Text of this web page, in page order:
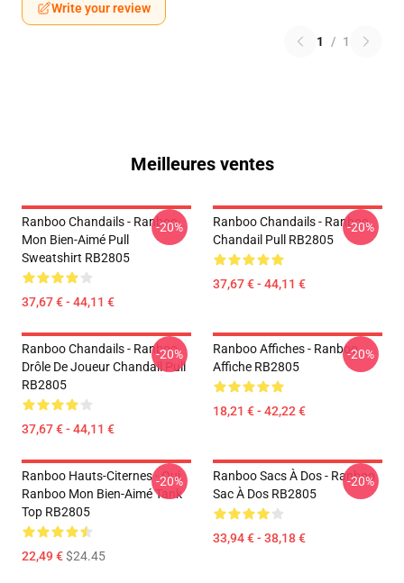
Write your review
1 / 1
Meilleures ventes
Ranboo Chandails - Ranboo
Mon Bien-Aimé Pull
Sweatshirt RB2805
37,67 € - 44,11 €
-20%
Ranboo Chandails - Ranboo
Chandail Pull RB2805
37,67 € - 44,11 €
-20%
Ranboo Chandails - Ranboo
Drôle De Joueur Chandail Pull
RB2805
37,67 € - 44,11 €
-20%
Ranboo Affiches - Ranboo
Affiche RB2805
18,21 € - 42,22 €
-20%
Ranboo Hauts-Citernes - Oui.
Ranboo Mon Bien-Aimé Tank
Top RB2805
22,49 €$24.45
-20%
Ranboo Sacs À Dos - Ranboo
Sac À Dos RB2805
33,94 € - 38,18 €
-20%